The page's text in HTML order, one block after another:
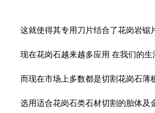
这就使得其专用刀片结合了花岗岩锯片
现在花岗石越来越多应用 在我们的生
而现在市场上多数都是切割花岗石薄板
选用适合花岗石类石材切割的胎体及金